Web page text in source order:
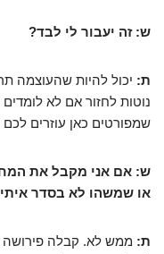
ש: זה יעבור לי לבד?
ת: יכול להיות שהעוצמה
נוטות לחזור אם לא
שמפורטים כאן עוזרים לכם
ש: אם אני מקבל את
או שמשהו לא בסדר
ת: ממש לא. קבלה